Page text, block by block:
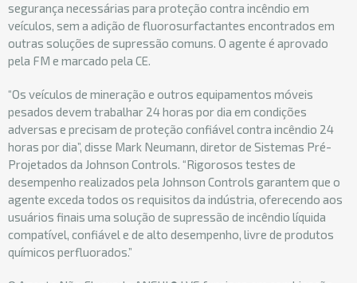
segurança necessárias para proteção contra incêndio em
veículos, sem a adição de fluorosurfactantes encontrados em
outras soluções de supressão comuns. O agente é aprovado
pela FM e marcado pela CE.
“Os veículos de mineração e outros equipamentos móveis
pesados devem trabalhar 24 horas por dia em condições
adversas e precisam de proteção confiável contra incêndio 24
horas por dia”, disse Mark Neumann, diretor de Sistemas Pré-
Projetados da Johnson Controls. “Rigorosos testes de
desempenho realizados pela Johnson Controls garantem que o
agente exceda todos os requisitos da indústria, oferecendo aos
usuários finais uma solução de supressão de incêndio líquida
compatível, confiável e de alto desempenho, livre de produtos
químicos perfluorados.”